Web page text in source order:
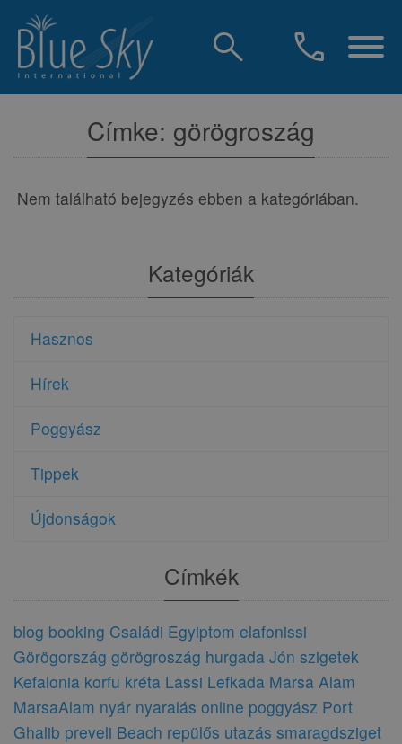
search call
Címke: görögroszág
Nem található bejegyzés ebben a kategóriában.
Kategóriák
Hasznos
Hírek
Poggyász
Tippek
Újdonságok
Címkék
blog booking Családi Egyiptom elafonissi
Görögország görögroszág hurgada Jón szigetek
Kefalonia korfu kréta Lassi Lefkada Marsa Alam
MarsaAlam nyár nyaralás online poggyász Port
Ghalib preveli Beach repülős utazás smaragdsziget